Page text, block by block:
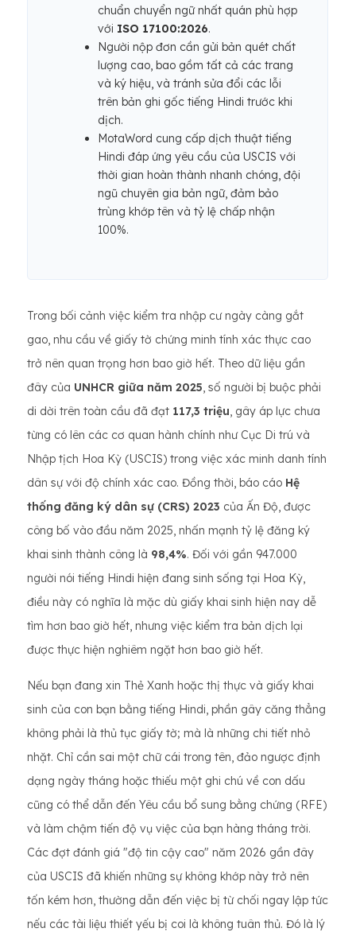
chuẩn chuyển ngữ nhất quán phù hợp
với ISO 17100:2026.
Người nộp đơn cần gửi bản quét chất
lượng cao, bao gồm tất cả các trang
và ký hiệu, và tránh sửa đổi các lỗi
trên bản ghi gốc tiếng Hindi trước khi
dịch.
MotaWord cung cấp dịch thuật tiếng
Hindi đáp ứng yêu cầu của USCIS với
thời gian hoàn thành nhanh chóng, đội
ngũ chuyên gia bản ngữ, đảm bảo
trùng khớp tên và tỷ lệ chấp nhận
100%.
Trong bối cảnh việc kiểm tra nhập cư ngày càng gắt
gao, nhu cầu về giấy tờ chứng minh tính xác thực cao
trở nên quan trọng hơn bao giờ hết. Theo dữ liệu gần
đây của UNHCR giữa năm 2025, số người bị buộc phải
di dời trên toàn cầu đã đạt 117,3 triệu, gây áp lực chưa
từng có lên các cơ quan hành chính như Cục Di trú và
Nhập tịch Hoa Kỳ (USCIS) trong việc xác minh danh tính
dân sự với độ chính xác cao. Đồng thời, báo cáo Hệ
thống đăng ký dân sự (CRS) 2023 của Ấn Độ, được
công bố vào đầu năm 2025, nhấn mạnh tỷ lệ đăng ký
khai sinh thành công là 98,4%. Đối với gần 947.000
người nói tiếng Hindi hiện đang sinh sống tại Hoa Kỳ,
điều này có nghĩa là mặc dù giấy khai sinh hiện nay dễ
tìm hơn bao giờ hết, nhưng việc kiểm tra bản dịch lại
được thực hiện nghiêm ngặt hơn bao giờ hết.
Nếu bạn đang xin Thẻ Xanh hoặc thị thực và giấy khai
sinh của con bạn bằng tiếng Hindi, phần gây căng thẳng
không phải là thủ tục giấy tờ; mà là những chi tiết nhỏ
nhặt. Chỉ cần sai một chữ cái trong tên, đảo ngược định
dạng ngày tháng hoặc thiếu một ghi chú về con dấu
cũng có thể dẫn đến Yêu cầu bổ sung bằng chứng (RFE)
và làm chậm tiến độ vụ việc của bạn hàng tháng trời.
Các đợt đánh giá "độ tin cậy cao" năm 2026 gần đây
của USCIS đã khiến những sự không khớp này trở nên
tốn kém hơn, thường dẫn đến việc bị từ chối ngay lập tức
nếu các tài liệu thiết yếu bị coi là không tuân thủ. Đó là lý